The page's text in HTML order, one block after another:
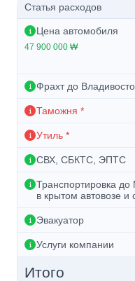
Статья расходов
Цена автомобиля
47 900 000 ₩
Фрахт до
Таможня *
Утиль *
СВХ, СБКТС, ЭПТС
Транспортировка до
в крытом автовозе и
Эвакуатор
Услуги компании
Итого